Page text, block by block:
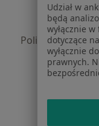
Polityka
Polityka
dane
Udział w
będą
wyłącznie
dotyczące
wyłącznie
prawnych.